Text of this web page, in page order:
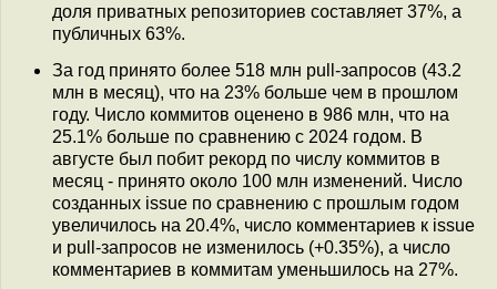
доля приватных репозиториев составляет 37%, а
публичных 63%.
За год принято более 518 млн pull-запросов (43.2
млн в месяц), что на 23% больше чем в прошлом
году. Число коммитов оценено в 986 млн, что на
25.1% больше по сравнению с 2024 годом. В
августе был побит рекорд по числу коммитов в
месяц - принято около 100 млн изменений. Число
созданных issue по сравнению с прошлым годом
увеличилось на 20.4%, число комментариев к issue
и pull-запросов не изменилось (+0.35%), а число
комментариев в коммитам уменьшилось на 27%.